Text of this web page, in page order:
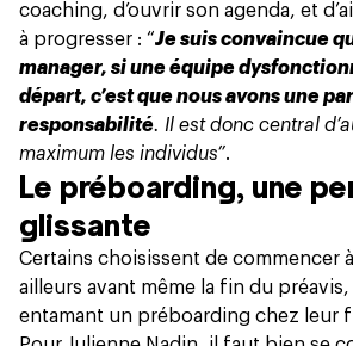
coaching, d’ouvrir son agenda, et
à progresser : “Je suis convaincue
manager, si une équipe
départ, c’est que nous avons une
responsabilité. Il est donc central
maximum les individus”.
Le préboarding, une
glissante
Certains choisissent de commencer
ailleurs avant même la fin du
entamant un préboarding chez leur